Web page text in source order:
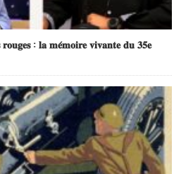
: 𝐥𝐚 𝐦𝐞́𝐦𝐨𝐢𝐫𝐞 𝐯𝐢𝐯𝐚𝐧𝐭𝐞 𝐝𝐮 𝟑𝟓𝐞